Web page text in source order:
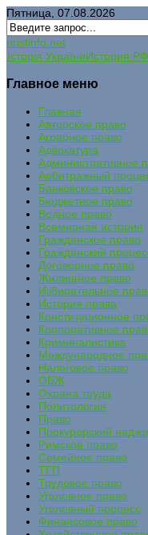
Пятница, 07.08.2026
uristinfo.net
Історія УкраїниИстория РФ
Главное меню
Главная
Авторское право
Аграрное право
Адвокатура
Административное
Арбитражный
Банковское право
Бюджетное право
Водное право
Всемирная история
Гражданское право
Гражданский
Договорное право
Жилищное право
Избирательное
История права
Конституционное
Корпоративное
Криминалистика
Международное
Налоговое право
ОБЖ
Охрана труда
Политология
Право
Прокурорский
Римское право
Семейное право
ТГП
Трудовое право
Уголовное право
Уголовный процесс
Финансовое право